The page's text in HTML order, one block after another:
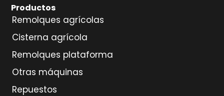
Productos
Remolques agrícolas
Cisterna agrícola
Remolques plataforma
Otras máquinas
Repuestos